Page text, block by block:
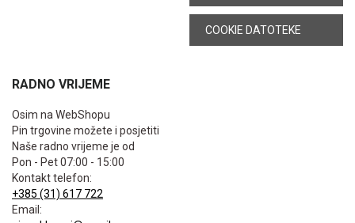
COOKIE DATOTEKE
RADNO VRIJEME
Osim na WebShopu
Pin trgovine možete i posjetiti
Naše radno vrijeme je od
Pon - Pet 07:00 - 15:00
Kontakt telefon:
+385 (31) 617 722
Email: